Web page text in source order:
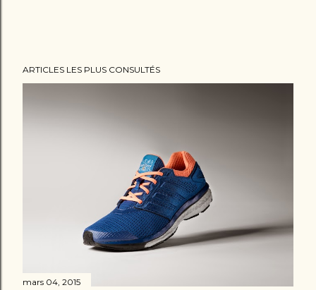
c
ARTICLES LES PLUS CONSULTÉS
mars 04, 2015